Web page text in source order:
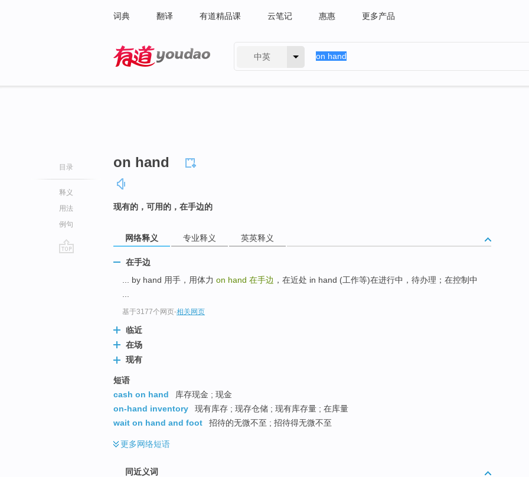
词典 翻译 有道精品课 云笔记 惠惠 更多产品
中英
目录
释义
用法
例句
on hand
现有的，可用的，在手边的
网络释义 专业释义 英英释义
在手边
... by hand 用手，用体力 on hand 在手边 ，在近处 in hand (工作等)在进行中，待办理；在控制中
基于3177个网页-相关网页
临近
在场
现有
短语
cash on hand
库存现金 ; 现金
on-hand inventory
现有库存 ; 现存仓储 ; 现有库存量 ; 在库量
wait on hand and foot
招待的无微不至 ; 招待得无微不至
更多网络短语
同近义词